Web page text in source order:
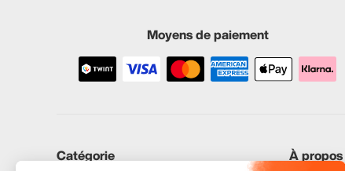
Moyens de paiement
Catégorie À propos